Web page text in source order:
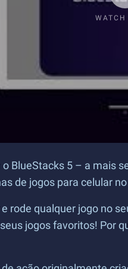
WATCH
BlueStacks 5 – a
de jogos para celular
qualquer jogo no
jogos favoritos! Por